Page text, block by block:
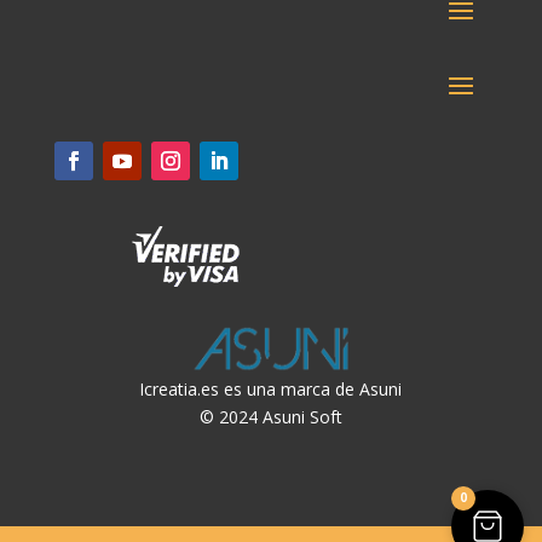
Icreatia.es es una marca de Asuni
© 2024 Asuni Soft
0